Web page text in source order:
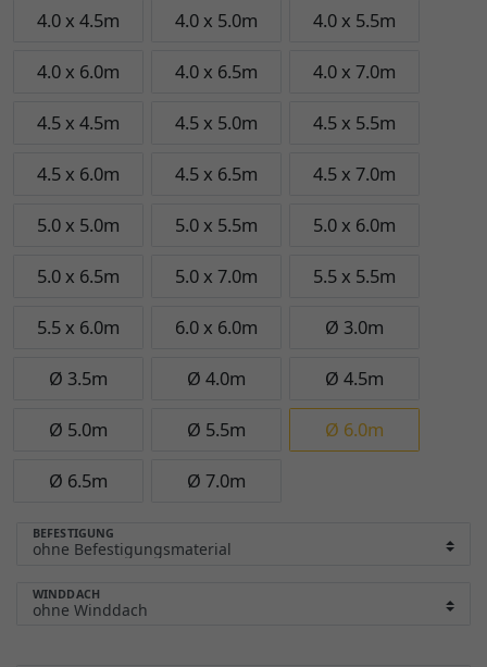
4.0 x 4.5m 4.0 x 5.0m 4.0 x 5.5m
4.0 x 6.0m 4.0 x 6.5m 4.0 x 7.0m
4.5 x 4.5m 4.5 x 5.0m 4.5 x 5.5m
4.5 x 6.0m 4.5 x 6.5m 4.5 x 7.0m
5.0 x 5.0m 5.0 x 5.5m 5.0 x 6.0m
5.0 x 6.5m 5.0 x 7.0m 5.5 x 5.5m
5.5 x 6.0m 6.0 x 6.0m Ø 3.0m
Ø 3.5m Ø 4.0m Ø 4.5m
Ø 5.0m Ø 5.5m Ø 6.0m
Ø 6.5m Ø 7.0m
BEFESTIGUNG
WINDDACH